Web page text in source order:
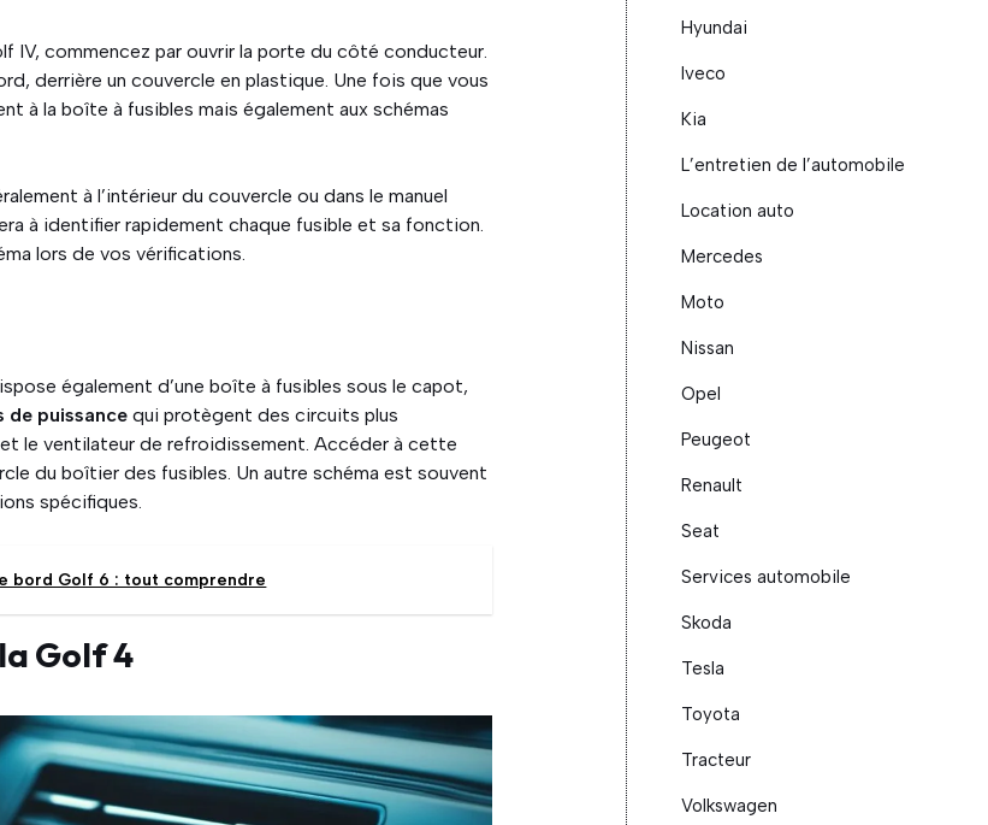
IV, commencez par ouvrir la porte du côté conducteur.
derrière un couvercle en plastique. Une fois que vous
à la boîte à fusibles mais également aux schémas
à l’intérieur du couvercle ou dans le manuel
à identifier rapidement chaque fusible et sa fonction.
lors de vos vérifications.
également d’une boîte à fusibles sous le capot,
de puissance qui protègent des circuits plus
le ventilateur de refroidissement. Accéder à cette
du boîtier des fusibles. Un autre schéma est souvent
spécifiques.
bord Golf 6 : tout comprendre
Golf 4
Hyundai
Iveco
Kia
L’entretien de l’automobile
Location auto
Mercedes
Moto
Nissan
Opel
Peugeot
Renault
Seat
Services automobile
Skoda
Tesla
Toyota
Tracteur
Volkswagen